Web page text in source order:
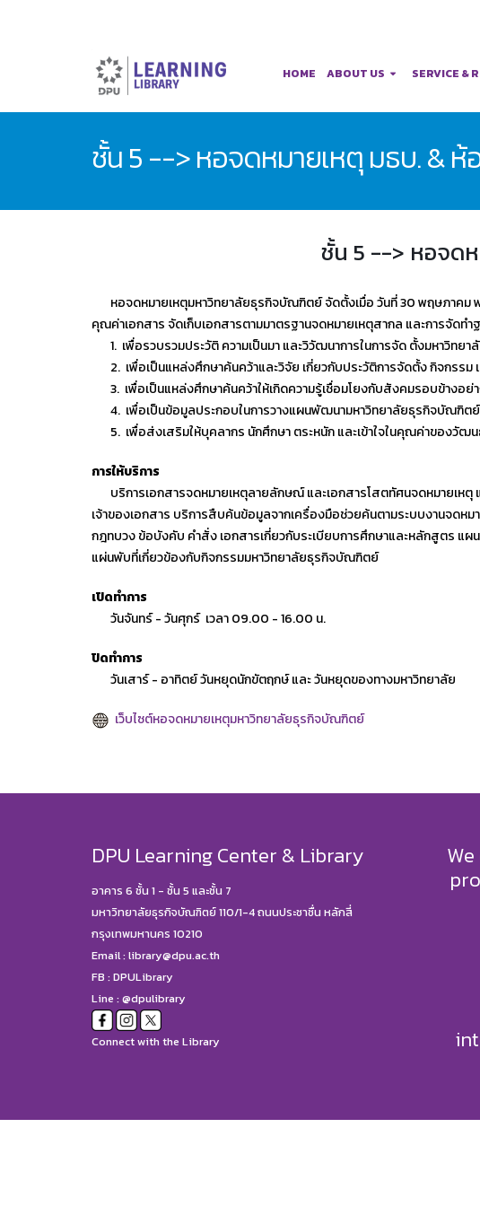
HOME ABOUT US SERVICE &
ชั้น 5 --> หอจดหมายเหตุ มธบ. &
ชั้น 5 --> หอจด
หอจดหมายเหตุมหาวิทยาลัยธุรกิจบัณฑิตย์ จัดตั้งเมื่อ วันที่ 30 พฤษภาคม
คุณค่าเอกสาร จัดเก็บเอกสารตามมาตรฐานจดหมายเหตุสากล และการจัดท
1. เพื่อรวบรวมประวัติ ความเป็นมา และวิวัฒนาการในการจัด ตั้งมหาวิทย
2. เพื่อเป็นแหล่งศึกษาค้นคว้าและวิจัย เกี่ยวกับประวัติการจัดตั้ง กิจกรร
3. เพื่อเป็นแหล่งศึกษาค้นคว้าให้เกิดความรู้เชื่อมโยงกับสังคมรอบข้างอย่
4. เพื่อเป็นข้อมูลประกอบในการวางแผนพัฒนามหาวิทยาลัยธุรกิจบัณฑิต
5. เพื่อส่งเสริมให้บุคลากร นักศึกษา ตระหนัก และเข้าใจในคุณค่าของวัฒ
การให้บริการ
บริการเอกสารจดหมายเหตุลายลักษณ์ และเอกสารโสตทัศนจดหมายเหตุ
เจ้าของเอกสาร บริการสืบค้นข้อมูลจากเครื่องมือช่วยค้นตามระบบงานจด
กฎทบวง ข้อบังคับ คำสั่ง เอกสารเกี่ยวกับระเบียบการศึกษาและหลักสูตร
แผ่นพับที่เกี่ยวข้องกับกิจกรรมมหาวิทยาลัยธุรกิจบัณฑิตย์
เปิดทำการ
วันจันทร์ - วันศุกร์ เวลา 09.00 - 16.00 น.
ปิดทำการ
วันเสาร์ - อาทิตย์ วันหยุดนักขัตฤกษ์ และ วันหยุดของทางมหาวิทยาลัย
เว็บไซต์หอจดหมายเหตุมหาวิทยาลัยธุรกิจบัณฑิตย์
DPU Learning Center & Library
อาคาร 6 ชั้น 1 - ชั้น 5 และชั้น 7
มหาวิทยาลัยธุรกิจบัณฑิตย์ 110/1-4 ถนนประชาชื่น หลักสี่
กรุงเทพมหานคร 10210
Email : library@dpu.ac.th
FB : DPULibrary
Line : @dpulibrary
Connect with the Library